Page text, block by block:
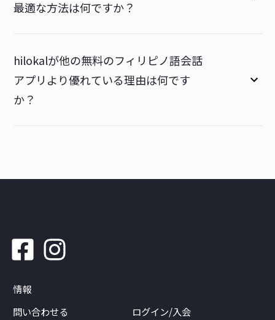
最適な方法は何ですか？
hilokalが他の無料のフィリピノ語会話
アプリより優れている理由は何です
か？
情報
問い合わせる
ログイン/入会